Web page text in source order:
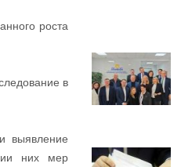
роста
в
выявление
них мер